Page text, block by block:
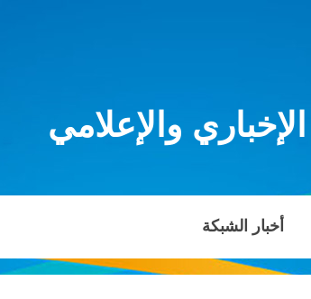
والإعلامي
أخبار الشبكة